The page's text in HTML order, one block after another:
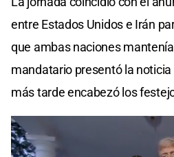
entre Estados Unidos e Irán
que ambas naciones
mandatario presentó la
más tarde encabezó los